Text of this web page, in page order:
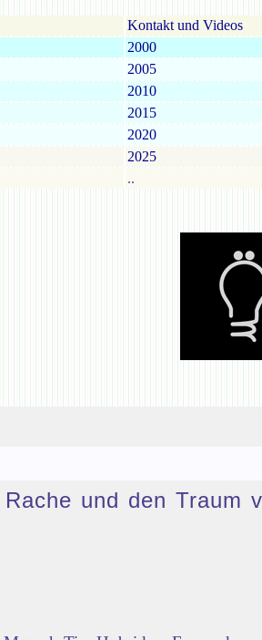
Kontakt und Videos
2000
2005
2010
2015
2020
2025
..
und den Traum